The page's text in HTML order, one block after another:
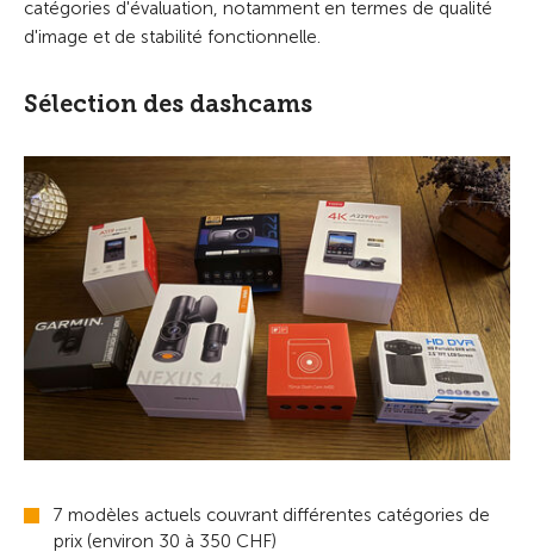
catégories d'évaluation, notamment en termes de qualité
d'image et de stabilité fonctionnelle.
Sélection des dashcams
7 modèles actuels couvrant différentes catégories de
prix (environ 30 à 350 CHF)